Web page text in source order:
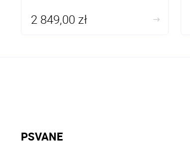
2 849,00 zł
PSVANE